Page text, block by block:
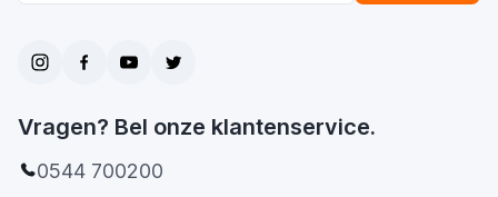
Vragen? Bel onze klantenservice.
0544 700200